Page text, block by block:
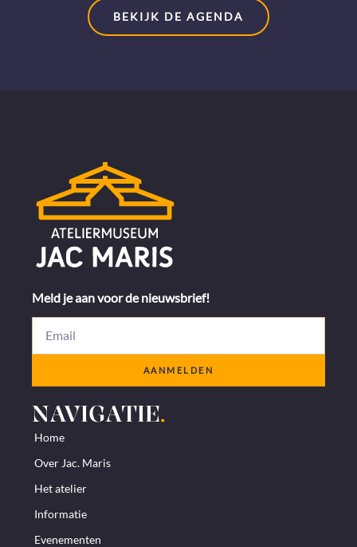
BEKIJK DE AGENDA
Meld je aan voor de nieuwsbrief!
AANMELDEN
NAVIGATIE.
Home
Over Jac. Maris
Het atelier
Informatie
Evenementen